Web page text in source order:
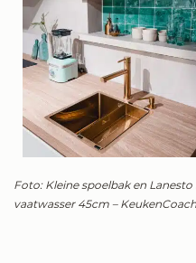
Foto: Kleine spoelbak en
vaatwasser 45cm –